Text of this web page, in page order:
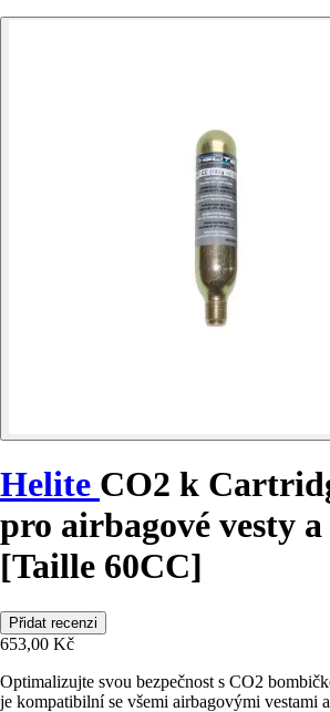
Helite CO2 k
pro airbagové vesty
[Taille 60CC]
Přidat recenzi
653,00 Kč
Optimalizujte svou bezpečnost s CO2
je kompatibilní se všemi airbagovými vestami